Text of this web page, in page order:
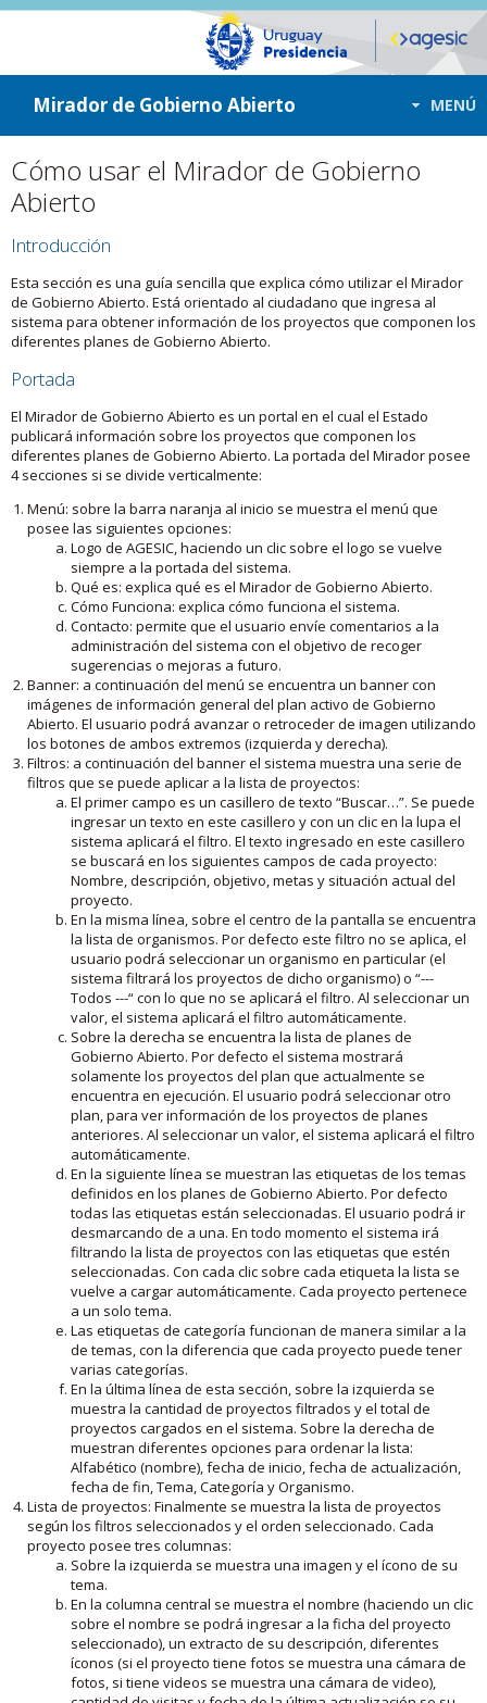
ir a contenido
ir al menú
Mirador de Gobierno Abierto MENÚ
Cómo usar el Mirador de Gobierno
Abierto
Introducción
Esta sección es una guía sencilla que explica cómo utilizar el Mirador
de Gobierno Abierto. Está orientado al ciudadano que ingresa al
sistema para obtener información de los proyectos que componen los
diferentes planes de Gobierno Abierto.
Portada
El Mirador de Gobierno Abierto es un portal en el cual el Estado
publicará información sobre los proyectos que componen los
diferentes planes de Gobierno Abierto. La portada del Mirador posee
4 secciones si se divide verticalmente:
Menú: sobre la barra naranja al inicio se muestra el menú que
posee las siguientes opciones:
Logo de AGESIC, haciendo un clic sobre el logo se vuelve
siempre a la portada del sistema.
Qué es: explica qué es el Mirador de Gobierno Abierto.
Cómo Funciona: explica cómo funciona el sistema.
Contacto: permite que el usuario envíe comentarios a la
administración del sistema con el objetivo de recoger
sugerencias o mejoras a futuro.
Banner: a continuación del menú se encuentra un banner con
imágenes de información general del plan activo de Gobierno
Abierto. El usuario podrá avanzar o retroceder de imagen utilizando
los botones de ambos extremos (izquierda y derecha).
Filtros: a continuación del banner el sistema muestra una serie de
filtros que se puede aplicar a la lista de proyectos:
El primer campo es un casillero de texto “Buscar…”. Se puede
ingresar un texto en este casillero y con un clic en la lupa el
sistema aplicará el filtro. El texto ingresado en este casillero
se buscará en los siguientes campos de cada proyecto:
Nombre, descripción, objetivo, metas y situación actual del
proyecto.
En la misma línea, sobre el centro de la pantalla se encuentra
la lista de organismos. Por defecto este filtro no se aplica, el
usuario podrá seleccionar un organismo en particular (el
sistema filtrará los proyectos de dicho organismo) o “---
Todos ---“ con lo que no se aplicará el filtro. Al seleccionar un
valor, el sistema aplicará el filtro automáticamente.
Sobre la derecha se encuentra la lista de planes de
Gobierno Abierto. Por defecto el sistema mostrará
solamente los proyectos del plan que actualmente se
encuentra en ejecución. El usuario podrá seleccionar otro
plan, para ver información de los proyectos de planes
anteriores. Al seleccionar un valor, el sistema aplicará el filtro
automáticamente.
En la siguiente línea se muestran las etiquetas de los temas
definidos en los planes de Gobierno Abierto. Por defecto
todas las etiquetas están seleccionadas. El usuario podrá ir
desmarcando de a una. En todo momento el sistema irá
filtrando la lista de proyectos con las etiquetas que estén
seleccionadas. Con cada clic sobre cada etiqueta la lista se
vuelve a cargar automáticamente. Cada proyecto pertenece
a un solo tema.
Las etiquetas de categoría funcionan de manera similar a la
de temas, con la diferencia que cada proyecto puede tener
varias categorías.
En la última línea de esta sección, sobre la izquierda se
muestra la cantidad de proyectos filtrados y el total de
proyectos cargados en el sistema. Sobre la derecha de
muestran diferentes opciones para ordenar la lista:
Alfabético (nombre), fecha de inicio, fecha de actualización,
fecha de fin, Tema, Categoría y Organismo.
Lista de proyectos: Finalmente se muestra la lista de proyectos
según los filtros seleccionados y el orden seleccionado. Cada
proyecto posee tres columnas:
Sobre la izquierda se muestra una imagen y el ícono de su
tema.
En la columna central se muestra el nombre (haciendo un clic
sobre el nombre se podrá ingresar a la ficha del proyecto
seleccionado), un extracto de su descripción, diferentes
íconos (si el proyecto tiene fotos se muestra una cámara de
fotos, si tiene videos se muestra una cámara de video),